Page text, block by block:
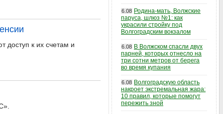
доступ к их счетам и
6.08 Родина-мать, Волжские
паруса, шлюз №1: как
украсили стройку под
Волгоградским вокзалом
6.08 В Волжском спасли двух
парней, которых отнесло на
три сотни метров от берега
во время купания
6.08 Волгоградскую область
накроет экстремальная жара:
10 правил, которые помогут
пережить зной